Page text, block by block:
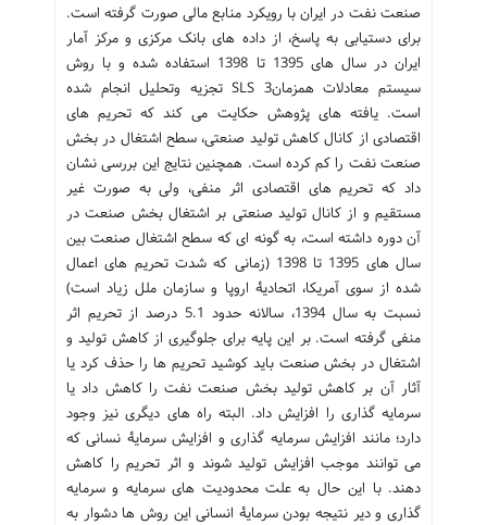
صنعت نفت در ایران با رویکرد منابع مالی صورت گرفته است.
برای دستیابی به پاسخ، از داده های بانک مرکزی و مرکز آمار
ایران در سال های 1395 تا 1398 استفاده شده و با روش
سیستم معادلات همزمان3 SLS تجزیه وتحلیل انجام شده
است. یافته های پژوهش حکایت می کند که تحریم های
اقتصادی از کانال کاهش تولید صنعتی، سطح اشتغال در بخش
صنعت نفت را کم کرده است. همچنین نتایج این بررسی نشان
داد که تحریم های اقتصادی اثر منفی، ولی به صورت غیر
مستقیم و از کانال تولید صنعتی بر اشتغال بخش صنعت در
آن دوره داشته است، به گونه ای که سطح اشتغال صنعت بین
سال های 1395 تا 1398 (زمانی که شدت تحریم های اعمال
شده از سوی آمریکا، اتحادیۀ اروپا و سازمان ملل زیاد است)
نسبت به سال 1394، سالانه حدود 5.1 درصد از تحریم اثر
منفی گرفته است. بر این پایه برای جلوگیری از کاهش تولید و
اشتغال در بخش صنعت باید کوشید تحریم ها را حذف کرد یا
آثار آن بر کاهش تولید بخش صنعت نفت را کاهش داد یا
سرمایه گذاری را افزایش داد. البته راه های دیگری نیز وجود
دارد؛ مانند افزایش سرمایه گذاری و افزایش سرمایۀ نسانی که
می توانند موجب افزایش تولید شوند و اثر تحریم را کاهش
دهند. با این حال به علت محدودیت های سرمایه و سرمایه
گذاری و دیر نتیجه بودن سرمایۀ انسانی این روش ها دشوار به